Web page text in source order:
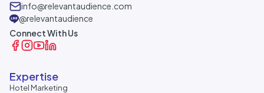
info@relevantaudience.com
@relevantaudience
Connect With Us
Expertise
Hotel Marketing